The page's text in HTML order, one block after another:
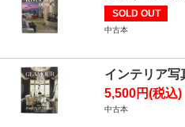
SOLD OUT
中古本
インテリア写
5,500円(税込)
中古本